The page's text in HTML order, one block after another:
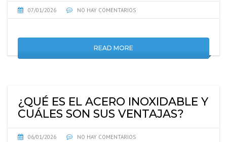
07/01/2026 NO HAY COMENTARIOS
READ MORE
¿QUÉ ES EL ACERO INOXIDABLE Y
CUÁLES SON SUS VENTAJAS?
06/01/2026 NO HAY COMENTARIOS